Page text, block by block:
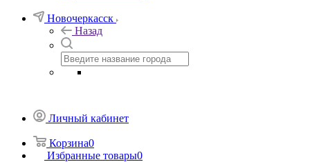
Новочеркасск
Назад
Личный кабинет
Корзина0
Избранные товары0